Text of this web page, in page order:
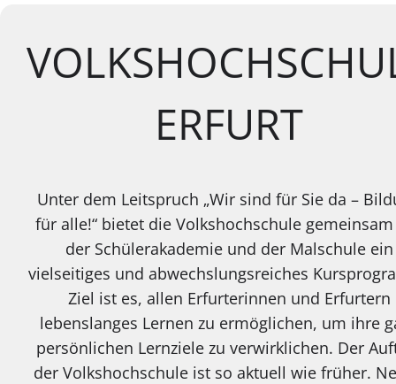
ERFURT
Unter dem Leitspruch „Wir sind für Sie da –
für alle!“ bietet die Volkshochschule
der Schülerakademie und der Malschule ein
vielseitiges und abwechslungsreiches
Ziel ist es, allen Erfurterinnen und Erfurtern
lebenslanges Lernen zu ermöglichen, um ihre
persönlichen Lernziele zu verwirklichen. Der
der Volkshochschule ist so aktuell wie früher.